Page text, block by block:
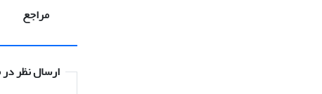
مراجع
ارسال نظر در